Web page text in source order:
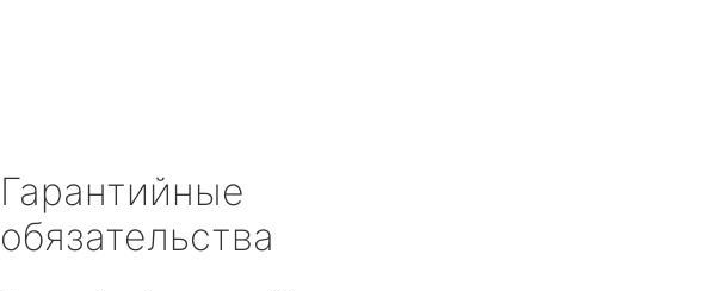
Гарантийные
обязательства